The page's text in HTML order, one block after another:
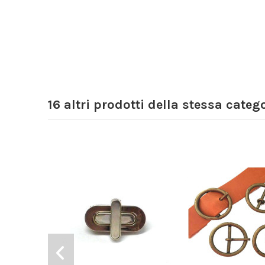
16 altri prodotti della stessa